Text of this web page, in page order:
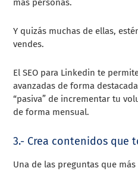
más personas.
Y quizás muchas de ellas,
vendes.
El SEO para Linkedin te
avanzadas de forma
“pasiva” de incrementar tu
de forma mensual.
3.- Crea contenidos que
Una de las preguntas que